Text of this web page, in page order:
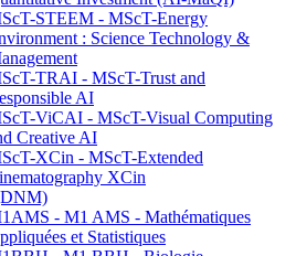
STEEM - MScT-Energy
: Science Technology &
TRAI - MScT-Trust and
AI
ViCAI - MScT-Visual Computing
Creative AI
XCin - MScT-Extended
XCin
- M1 AMS - Mathématiques
et Statistiques